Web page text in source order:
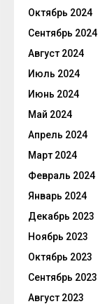
Октябрь 2024
Сентябрь 2024
Август 2024
Июль 2024
Июнь 2024
Май 2024
Апрель 2024
Март 2024
Февраль 2024
Январь 2024
Декабрь 2023
Ноябрь 2023
Октябрь 2023
Сентябрь 2023
Август 2023